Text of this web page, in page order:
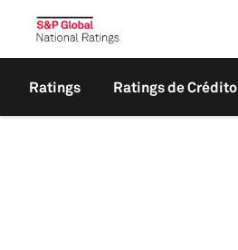
Ratings Ratings de Crédito